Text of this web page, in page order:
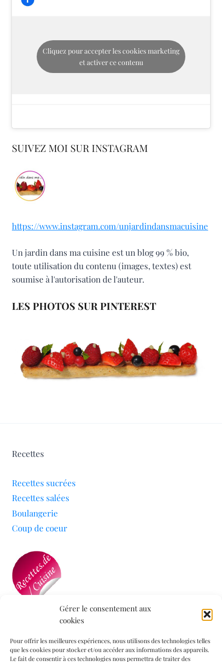
Gérer le consentement aux
cookies
Pour offrir les meilleures expériences, nous utilisons des technologies telles
que les cookies pour stocker et/ou accéder aux informations des appareils.
Le fait de consentir à ces technologies nous permettra de traiter des
Cliquez pour accepter les cookies marketing
et activer ce contenu
SUIVEZ MOI SUR INSTAGRAM
https://www.instagram.com/unjardindansmacuisine
Un jardin dans ma cuisine est un blog 99 % bio,
toute utilisation du contenu (images, textes) est
soumise à l'autorisation de l'auteur.
LES PHOTOS SUR PINTEREST
Recettes
Recettes sucrées
Recettes salées
Boulangerie
Coup de coeur
Mon blog a été sélectionné par le site